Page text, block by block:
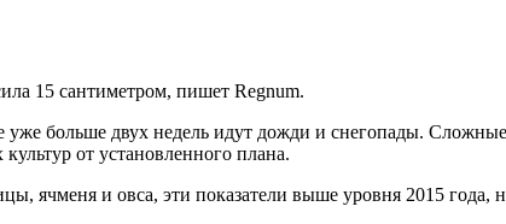
15 сантиметром, пишет Regnum.
уже больше двух недель идут дожди и снегопады.
от установленного плана.
ячменя и овса, эти показатели выше уровня 2015 года,